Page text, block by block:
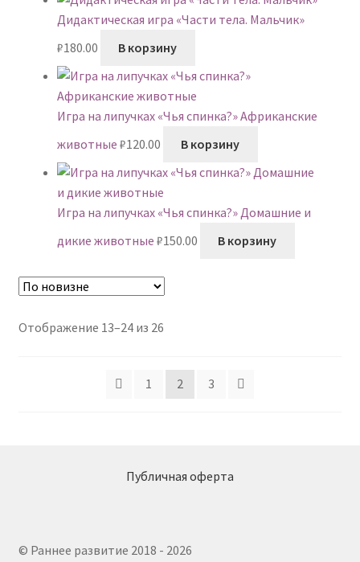
Дидактическая игра «Части тела. Мальчик»
₽180.00 В корзину
Игра на липучках «Чья спинка?» Африканские
животные ₽120.00 В корзину
Игра на липучках «Чья спинка?» Домашние и
дикие животные ₽150.00 В корзину
Отображение 13–24 из 26Сортировка:
недавние
1
2 3
Публичная оферта
© Раннее развитие 2018 - 2026